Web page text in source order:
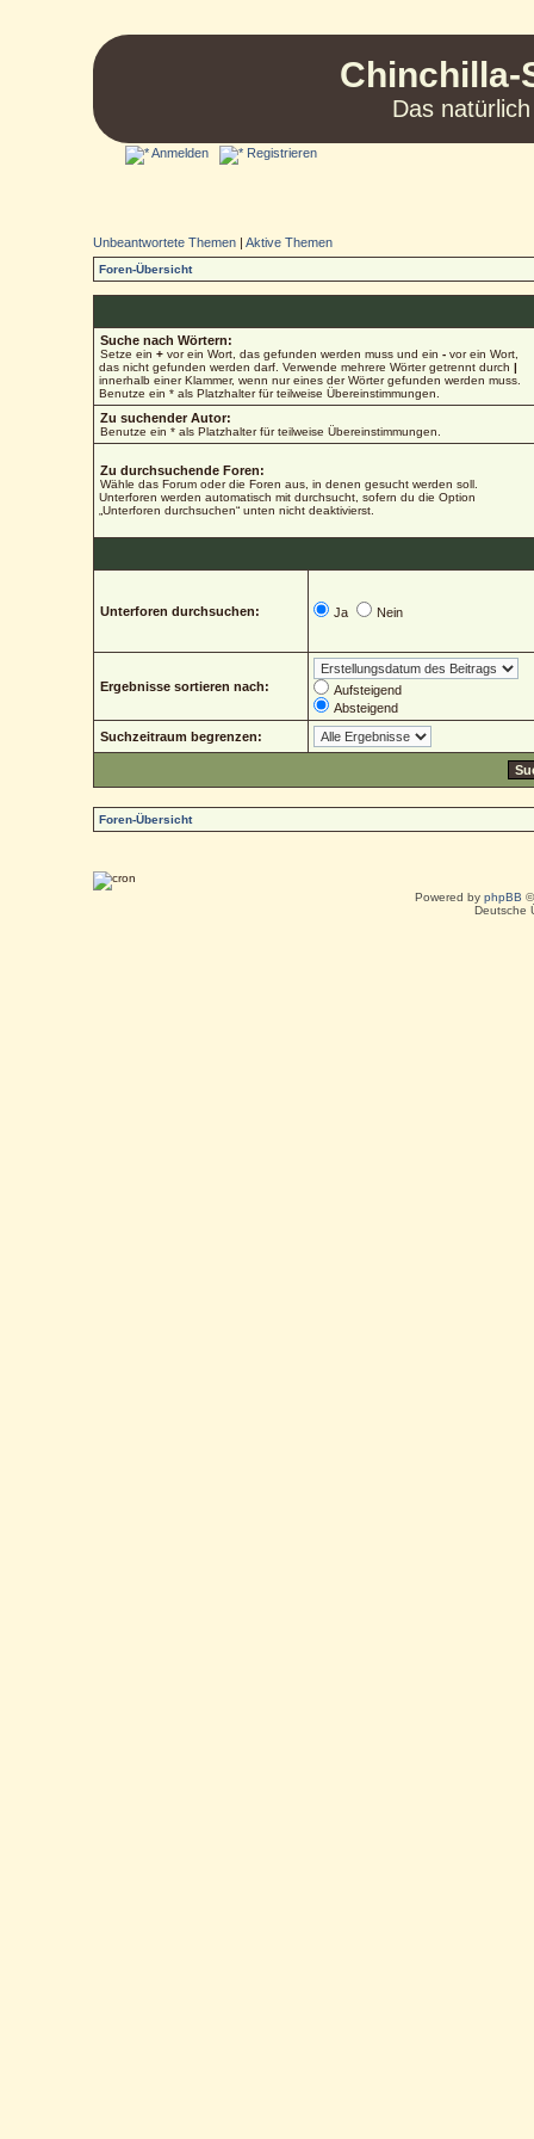
Chinchilla-
Das
Anmelden Registrieren
Unbeantwortete Themen |Aktive Themen
Foren-Übersicht
Suche nach Wörtern:
Setze ein+ vor ein Wort, das gefunden werden muss und ein- vor ein Wort,
das nicht gefunden werden darf. Verwende mehrere Wörter getrennt durch|
innerhalb einer Klammer, wenn nur eines der Wörter gefunden werden muss.
Benutze ein * als Platzhalter für teilweise Übereinstimmungen.
Zu suchender Autor:
Benutze ein * als Platzhalter für teilweise Übereinstimmungen.
Zu durchsuchende Foren:
Wähle das Forum oder die Foren aus, in denen gesucht werden soll.
Unterforen werden automatisch mit durchsucht, sofern du die Option
„Unterforen durchsuchen“ unten nicht deaktivierst.
Unterforen durchsuchen: Ja Nein
Ergebnisse sortieren nach:
Aufsteigend
Absteigend
Suchzeitraum begrenzen:
Foren-Übersicht
Powered by phpBB
Deutsche